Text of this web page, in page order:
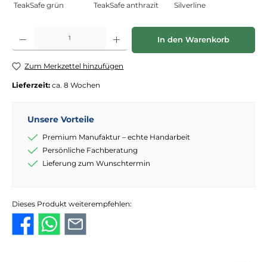
TeakSafe grün TeakSafe anthrazit Silverline
Produkt Anzahl: Gib den gewünschten Wert ein oder benutze die
In den Warenkorb
Zum Merkzettel hinzufügen
Lieferzeit: ca. 8 Wochen
Unsere Vorteile
Premium Manufaktur – echte Handarbeit
Persönliche Fachberatung
Lieferung zum Wunschtermin
Dieses Produkt weiterempfehlen: